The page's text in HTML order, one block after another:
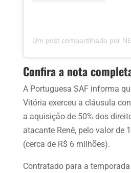
Um post compartilhado por
Confira a nota
A Portuguesa SAF informa
Vitória exerceu a cláusula
a aquisição de 50% dos
atacante Renê, pelo valor de
(cerca de R$ 6 milhões).
Contratado para a